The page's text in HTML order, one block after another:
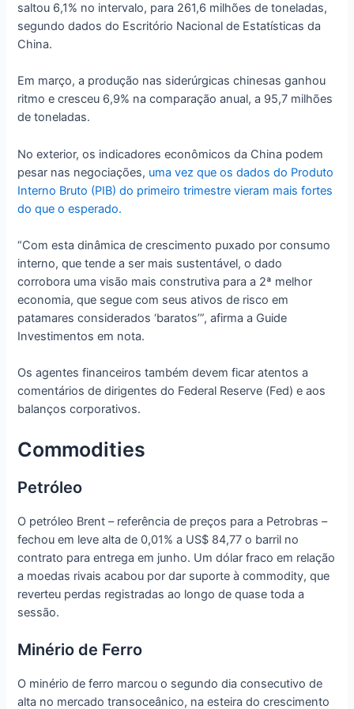
saltou 6,1% no intervalo, para 261,6 milhões de toneladas,
segundo dados do Escritório Nacional de Estatísticas da
China.
Em março, a produção nas siderúrgicas chinesas ganhou
ritmo e cresceu 6,9% na comparação anual, a 95,7 milhões
de toneladas.
No exterior, os indicadores econômicos da China podem
pesar nas negociações, uma vez que os dados do Produto
Interno Bruto (PIB) do primeiro trimestre vieram mais fortes
do que o esperado.
“Com esta dinâmica de crescimento puxado por consumo
interno, que tende a ser mais sustentável, o dado
corrobora uma visão mais construtiva para a 2ª melhor
economia, que segue com seus ativos de risco em
patamares considerados ‘baratos’”, afirma a Guide
Investimentos em nota.
Os agentes financeiros também devem ficar atentos a
comentários de dirigentes do Federal Reserve (Fed) e aos
balanços corporativos.
Commodities
Petróleo
O petróleo Brent – referência de preços para a Petrobras –
fechou em leve alta de 0,01% a US$ 84,77 o barril no
contrato para entrega em junho. Um dólar fraco em relação
a moedas rivais acabou por dar suporte à commodity, que
reverteu perdas registradas ao longo de quase toda a
sessão.
Minério de Ferro
O minério de ferro marcou o segundo dia consecutivo de
alta no mercado transoceânico, na esteira do crescimento